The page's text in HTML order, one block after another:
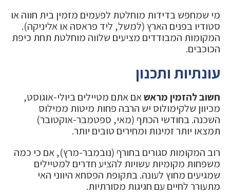
מי שמחפש בדידות מוחלטת לפעמים מזמין בית חווה או
סטודיו בפנים הארץ (למשל, ליד פראסה או אליניקה).
המקומות המבודדים מציעים שלווה מוחלטת תחת כיפת
הכוכבים.
עונתיות ותכנון
חשוב להזמין מראשאם אתם מטיילים ביולי-אוגוסט,
מכיוון שלקימולוס יש הרבה פחות מיטות ממילוס
השכנה. בחודשי הכתף (מאי, ספטמבר-אוקטובר)
תמצאו יותר זמינות ומחירים טובים יותר.
רוב המקומות סגורים בחורף (נובמבר-מרץ), אם כי כמה
משפחות מקומיות עשויות להציע חדרים למטיילים
שמגיעים מחוץ לעונה. בתקופת הפסחא היווני האי
מתעורר לחיים עם חגיגות מסורתיות.